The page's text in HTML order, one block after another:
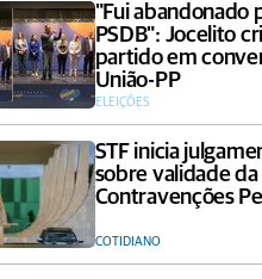
"Fui abandonado
PSDB": Jocelito
partido em
União-PP
ELEIÇÕES
STF inicia
sobre validade da
Contravenções
COTIDIANO